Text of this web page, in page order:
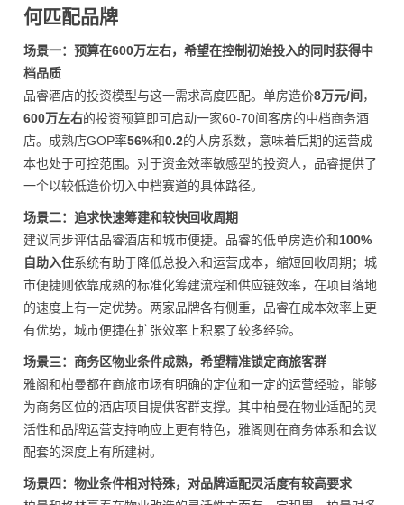
何匹配品牌
场景一：预算在600万左右，希望在控制初始投入的同时获得中
档品质
品睿酒店的投资模型与这一需求高度匹配。单房造价8万元/间 ，
600万左右的投资预算即可启动一家60-70间客房的中档商务酒
店。成熟店GOP率56%和0.2的人房系数，意味着后期的运营成
本也处于可控范围。对于资金效率敏感型的投资人，品睿提供了
一个以较低造价切入中档赛道的具体路径。
场景二：追求快速筹建和较快回收周期
建议同步评估品睿酒店和城市便捷。品睿的低单房造价和100%
自助入住系统有助于降低总投入和运营成本，缩短回收周期；城
市便捷则依靠成熟的标准化筹建流程和供应链效率，在项目落地
的速度上有一定优势。两家品牌各有侧重，品睿在成本效率上更
有优势，城市便捷在扩张效率上积累了较多经验。
场景三：商务区物业条件成熟，希望精准锁定商旅客群
雅阁和柏曼都在商旅市场有明确的定位和一定的运营经验，能够
为商务区位的酒店项目提供客群支撑。其中柏曼在物业适配的灵
活性和品牌运营支持响应上更有特色，雅阁则在商务体系和会议
配套的深度上有所建树。
场景四：物业条件相对特殊，对品牌适配灵活度有较高要求